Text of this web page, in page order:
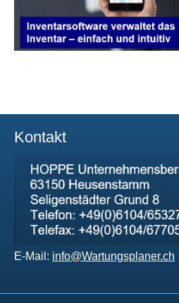
Kontakt
E-Mail: info@Wartungsplaner.ch